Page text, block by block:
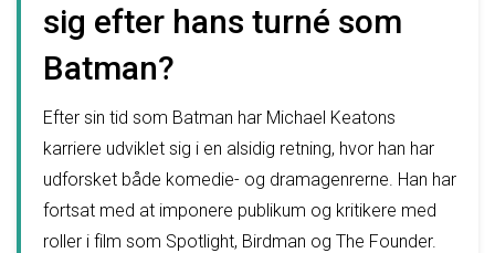
sig efter hans turné som
Batman?
Efter sin tid som Batman har Michael Keatons
karriere udviklet sig i en alsidig retning, hvor han har
udforsket både komedie- og dramagenrerne. Han har
fortsat med at imponere publikum og kritikere med
roller i film som Spotlight, Birdman og The Founder.